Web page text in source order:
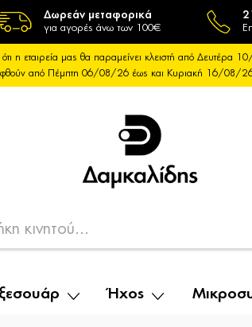
Δωρεάν μεταφορικά
για αγορές άνω των 100€
η εταιρεία μας θα παραμείνει κλειστή από
από Πέμπτη 06/08/26 έως και Κυριακή 16/08/
Ήχος